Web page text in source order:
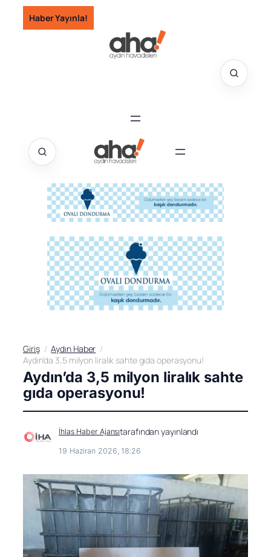
İçeriğe
geç
Haber Yayınla!
Giriş
Aydın Haber
Aydın’da 3,5 milyon liralık sahte gıda operasyonu!
Aydın’da 3,5 milyon liralık sahte
gıda operasyonu!
İhlas Haber Ajansıtarafından yayınlandı
19 Haziran 2026, 18:26